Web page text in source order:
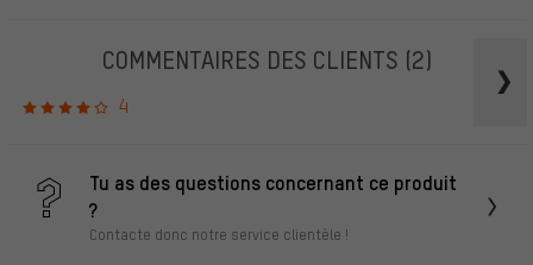
COMMENTAIRES DES CLIENTS (2)
4
Tu as des questions concernant ce produit
?
Contacte donc notre service clientèle !